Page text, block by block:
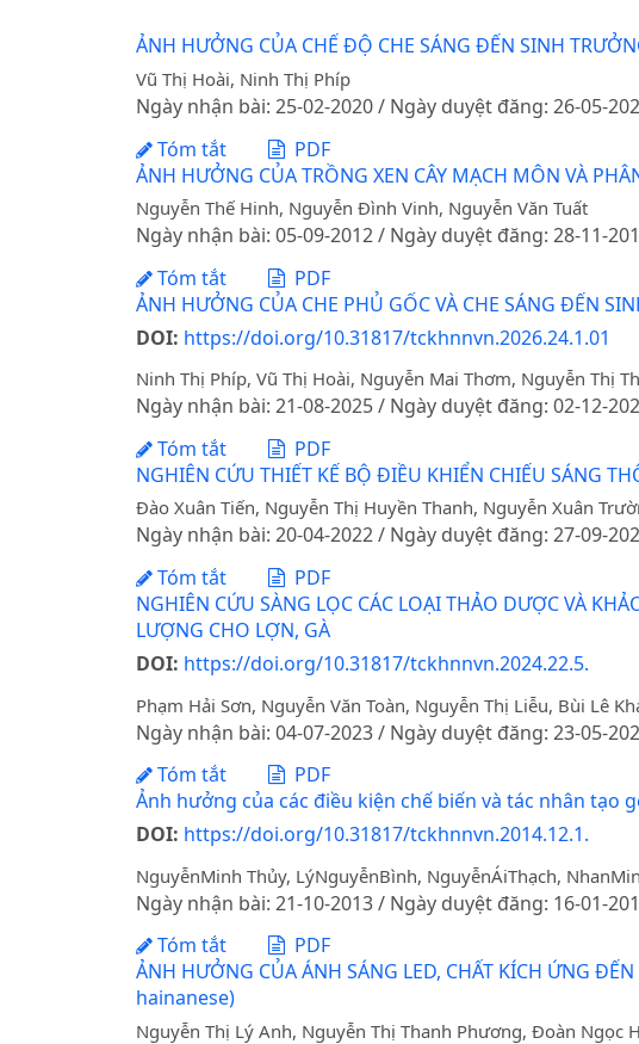
ẢNH HƯỞNG CỦA CHẾ ĐỘ CHE SÁNG ĐẾN SINH
Vũ Thị Hoài, Ninh Thị Phíp
Ngày nhận bài: 25-02-2020 / Ngày duyệt đăng: 26-05-
Tóm tắt
PDF
ẢNH HƯỞNG CỦA TRỒNG XEN CÂY MẠCH MÔN VÀ
Nguyễn Thế Hinh, Nguyễn Đình Vinh, Nguyễn Văn Tuất
Ngày nhận bài: 05-09-2012 / Ngày duyệt đăng: 28-11-
Tóm tắt
PDF
ẢNH HƯỞNG CỦA CHE PHỦ GỐC VÀ CHE SÁNG ĐẾN
DOI: https://doi.org/10.31817/tckhnnvn.2026.24.1.01
Ninh Thị Phíp, Vũ Thị Hoài, Nguyễn Mai Thơm, Nguyễn Thị
Ngày nhận bài: 21-08-2025 / Ngày duyệt đăng: 02-12-
Tóm tắt
PDF
NGHIÊN CỨU THIẾT KẾ BỘ ĐIỀU KHIỂN CHIẾU SÁNG
Đào Xuân Tiến, Nguyễn Thị Huyền Thanh, Nguyễn Xuân
Ngày nhận bài: 20-04-2022 / Ngày duyệt đăng: 27-09-
Tóm tắt
PDF
NGHIÊN CỨU SÀNG LỌC CÁC LOẠI THẢO DƯỢC VÀ
LƯỢNG CHO LỢN, GÀ
DOI: https://doi.org/10.31817/tckhnnvn.2024.22.5.
Phạm Hải Sơn, Nguyễn Văn Toàn, Nguyễn Thị Liễu, Bùi Lê
Ngày nhận bài: 04-07-2023 / Ngày duyệt đăng: 23-05-
Tóm tắt
PDF
Ảnh hưởng của các điều kiện chế biến và tác nhân tạo
DOI: https://doi.org/10.31817/tckhnnvn.2014.12.1.
NguyễnMinh Thủy, Lý‎NguyễnBình, NguyễnÁiThạch,
Ngày nhận bài: 21-10-2013 / Ngày duyệt đăng: 16-01-
Tóm tắt
PDF
ẢNH HƯỞNG CỦA ÁNH SÁNG LED, CHẤT KÍCH ỨNG
hainanese)
Nguyễn Thị Lý Anh, Nguyễn Thị Thanh Phương, Đoàn Ngọc